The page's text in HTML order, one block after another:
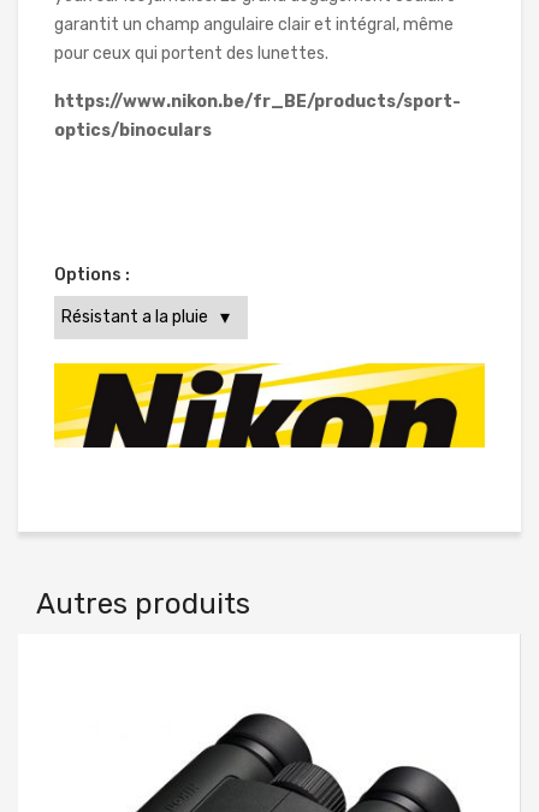
garantit un champ angulaire clair et intégral, même
pour ceux qui portent des lunettes.
https://www.nikon.be/fr_BE/products/sport-
optics/binoculars
Options :
Autres produits